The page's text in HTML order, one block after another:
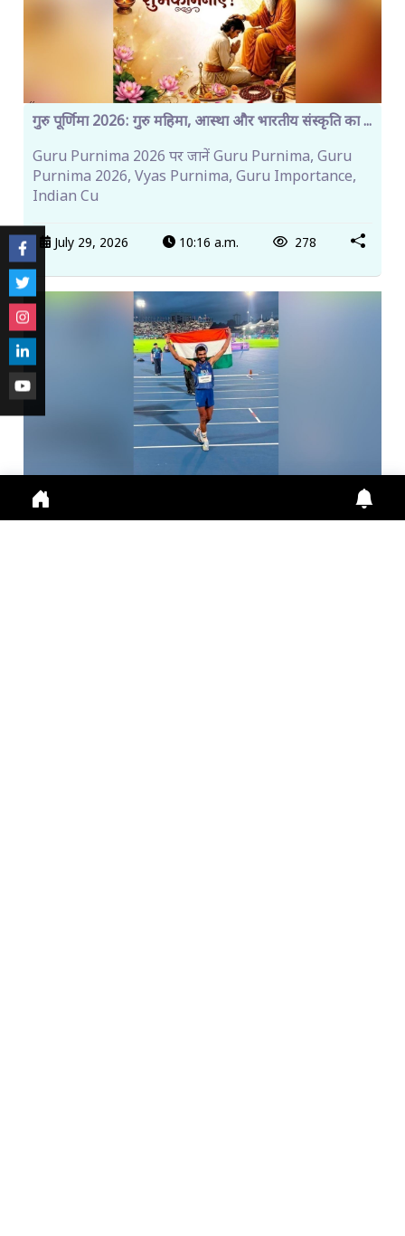
गुरु पूर्णिमा 2026: गुरु महिमा, आस्था और भारतीय संस्कृति का ...
Guru Purnima 2026 पर जानें Guru Purnima, Guru
Purnima 2026, Vyas Purnima, Guru Importance,
Indian Cu
July 29, 2026 10:16 a.m. 278
कॉमनवेल्थ गेम्स में सर्वेश कुशारे ने हाई जंप में जीता रजत पद...